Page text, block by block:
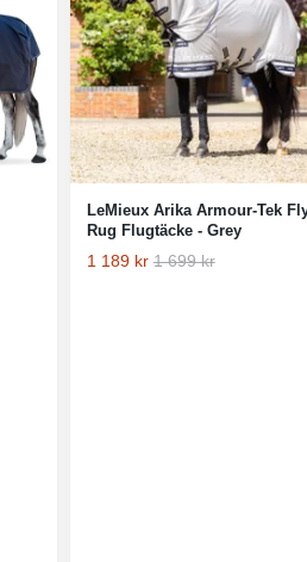
LeMieux Arika Armour-Tek
Rug Flugtäcke - Grey
1 189 kr 1 699 kr